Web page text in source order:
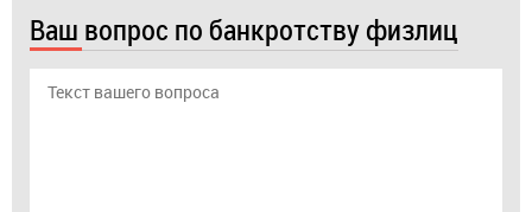
Ваш вопрос по банкротству физлиц